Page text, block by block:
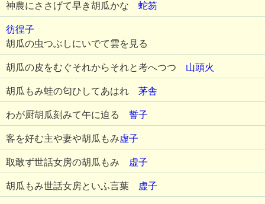
神農にささげて早き胡瓜かな 蛇笏
彷徨子
胡瓜の虫つぶしにいでて雲を見る
胡瓜の皮をむぐそれからそれと考へつつ 山頭火
胡瓜もみ蛙の匂ひしてあはれ 茅舎
わが厨胡瓜刻みて午に迫る 誓子
客を好む主や妻や胡瓜もみ虚子
取敢ず世話女房の胡瓜もみ 虚子
胡瓜もみ世話女房といふ言葉 虚子